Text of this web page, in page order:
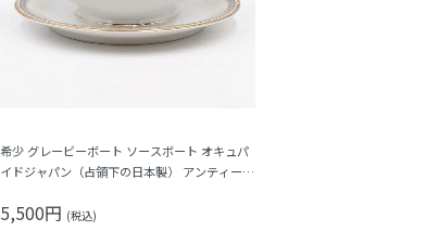
希少 グレービーボート ソースボート オキュパ
イドジャパン（占領下の日本製） アンティーク
5,500円 (税込)